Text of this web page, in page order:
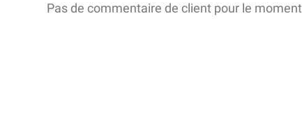
Pas de commentaire de client pour le moment